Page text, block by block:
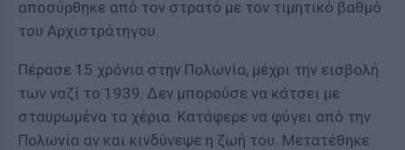
αποσύρθηκε από τον στρατό με τον τιμητικό βαθμό
του Αρχιστράτηγου.
Πέρασε 15 χρόνια στην Πολωνία, μέχρι την εισβολή
των ναζί το 1939. Δεν μπορούσε να κάτσει με
σταυρωμένα τα χέρια. Κατάφερε να φύγει από την
Πολωνία αν και κινδύνεψε η ζωή του. Μετατέθηκε